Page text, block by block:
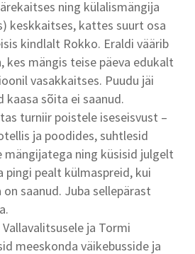
ning külalismängija
keskkaitses, kattes suurt osa
kindlalt Rokko. Eraldi väärib
kes mängis teise päeva edukalt
vasakkaitses. Puudu jäi
kaasa sõita ei saanud.
turniir poistele iseseisvust –
ja poodides, suhtlesid
mängijatega ning küsisid julgelt
pingi pealt külmaspreid, kui
saanud. Juba sellepärast
ja Tormi
meeskonda väikebusside ja